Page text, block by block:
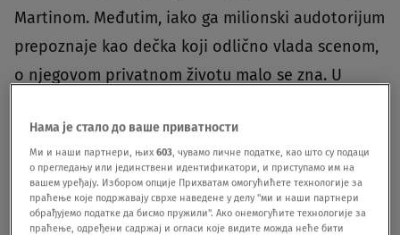
Martinom. Međutim, iako ga milionski audotorijum
prepoznaje kao dečka koji odlično vlada scenom,
o njegovom privatnom životu malo se zna. U
on, te je s nama podelio brojna iskustva sa
estradom.Ko si, zapravo, ti?- Ja sam Nikola Spasić,
prijateljima i publici poznatiji kao Nani. Dolazim iz
Leskovca i imam 25 godina. S obzirom na to da
Нама је стало до ваше приватности
Ми и наши партнери, њих603, чувамо личне податке, као што су подаци
о прегледању или јединствени идентификатори, и приступамо им на
вашем уређају. Избором опције Прихватам омогућићете технологије за
праћење које подржавају сврхе наведене у делу "ми и наши партнери
обрађујемо податке да бисмо пружили". Ако онемогућите технологије за
праћење, одређени садржај и огласи које видите можда неће бити